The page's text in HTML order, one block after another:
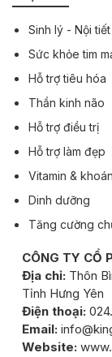
Sinh lý - Nội
Sức khỏe tim
Hỗ trợ tiêu hóa
Thần kinh não
Hỗ trợ điều trị
Hỗ trợ làm đẹp
Vitamin &
Dinh dưỡng
Tăng cường
CÔNG TY CỔ
Địa chỉ: Thôn
Tỉnh Hưng Yên
Điện thoại:
Email:
Website: